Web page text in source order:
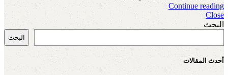
Continue reading
Close
البحث
البحث
أحدث المقالات